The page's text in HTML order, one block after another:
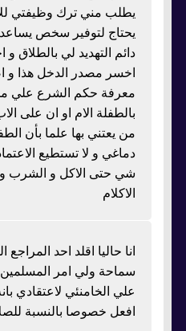
يطلب مني ترك وظيفتي
يحتاج لتوفير سخص
دائم التهديد لي بالطلاق
اخسر مصدر الدخل هذا و
معرفة حكم الشرع علي من
بالطفلة الام او ان على
من يعتني بها علما بأن
دماغي و لا تستطيع
شي حتى الاكل و الشرب و
الاكلام
انا حاليا اقلد احد المراجع
سماحة ولي امر المسلمين
علي الخامنئي لاعتقادي
افعل خصوصا بالنسبة